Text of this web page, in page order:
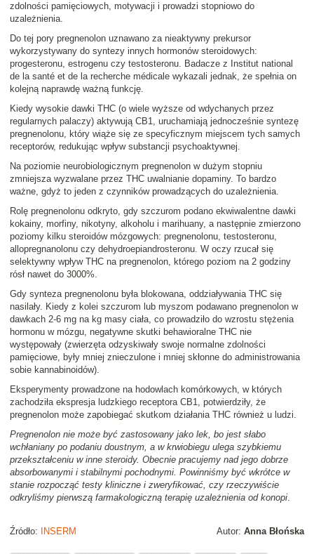
zdolności pamięciowych, motywacji i prowadzi stopniowo do
uzależnienia.
Do tej pory pregnenolon uznawano za nieaktywny prekursor
wykorzystywany do syntezy innych hormonów steroidowych:
progesteronu, estrogenu czy testosteronu. Badacze z Institut national
de la santé et de la recherche médicale wykazali jednak, że spełnia on
kolejną naprawdę ważną funkcję.
Kiedy wysokie dawki THC (o wiele wyższe od wdychanych przez
regularnych palaczy) aktywują CB1, uruchamiają jednocześnie syntezę
pregnenolonu, który wiąże się ze specyficznym miejscem tych samych
receptorów, redukując wpływ substancji psychoaktywnej.
Na poziomie neurobiologicznym pregnenolon w dużym stopniu
zmniejsza wyzwalane przez THC uwalnianie dopaminy. To bardzo
ważne, gdyż to jeden z czynników prowadzących do uzależnienia.
Rolę pregnenolonu odkryto, gdy szczurom podano ekwiwalentne dawki
kokainy, morfiny, nikotyny, alkoholu i marihuany, a następnie zmierzono
poziomy kilku steroidów mózgowych: pregnenolonu, testosteronu,
allopregnanolonu czy dehydroepiandrosteronu. W oczy rzucał się
selektywny wpływ THC na pregnenolon, którego poziom na 2 godziny
rósł nawet do 3000%.
Gdy synteza pregnenolonu była blokowana, oddziaływania THC się
nasilały. Kiedy z kolei szczurom lub myszom podawano pregnenolon w
dawkach 2-6 mg na kg masy ciała, co prowadziło do wzrostu stężenia
hormonu w mózgu, negatywne skutki behawioralne THC nie
występowały (zwierzęta odzyskiwały swoje normalne zdolności
pamięciowe, były mniej znieczulone i mniej skłonne do administrowania
sobie kannabinoidów).
Eksperymenty prowadzone na hodowlach komórkowych, w których
zachodziła ekspresja ludzkiego receptora CB1, potwierdziły, że
pregnenolon może zapobiegać skutkom działania THC również u ludzi.
Pregnenolon nie może być zastosowany jako lek, bo jest słabo
wchłaniany po podaniu doustnym, a w krwiobiegu ulega szybkiemu
przekształceniu w inne steroidy. Obecnie pracujemy nad jego dobrze
absorbowanymi i stabilnymi pochodnymi. Powinniśmy być wkrótce w
stanie rozpocząć testy kliniczne i zweryfikować, czy rzeczywiście
odkryliśmy pierwszą farmakologiczną terapię uzależnienia od konopi.
Autor: Anna Błońska
Źródło: INSERM